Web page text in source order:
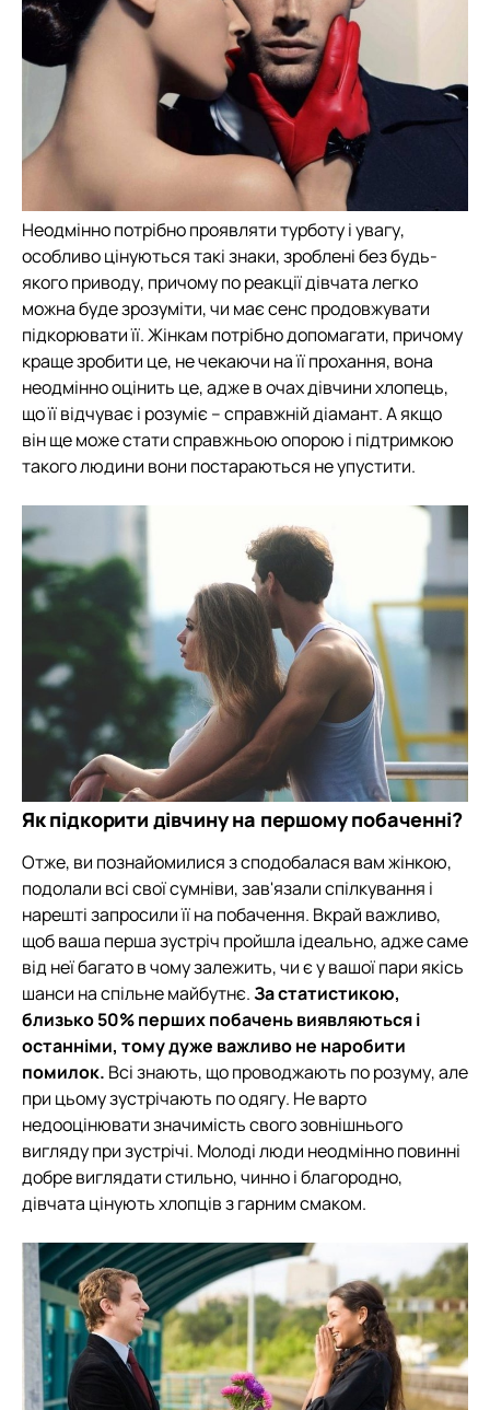
Неодмінно потрібно проявляти турботу і увагу,
особливо цінуються такі знаки, зроблені без будь-
якого приводу, причому по реакції дівчата легко
можна буде зрозуміти, чи має сенс продовжувати
підкорювати її. Жінкам потрібно допомагати, причому
краще зробити це, не чекаючи на її прохання, вона
неодмінно оцінить це, адже в очах дівчини хлопець,
що її відчуває і розуміє – справжній діамант. А якщо
він ще може стати справжньою опорою і підтримкою
такого людини вони постараються не упустити.
Як підкорити дівчину на першому побаченні?
Отже, ви познайомилися з сподобалася вам жінкою,
подолали всі свої сумніви, зав'язали спілкування і
нарешті запросили її на побачення. Вкрай важливо,
щоб ваша перша зустріч пройшла ідеально, адже саме
від неї багато в чому залежить, чи є у вашої пари якісь
шанси на спільне майбутнє.За статистикою,
близько 50% перших побачень виявляються і
останніми, тому дуже важливо не наробити
помилок. Всі знають, що проводжають по розуму, але
при цьому зустрічають по одягу. Не варто
недооцінювати значимість свого зовнішнього
вигляду при зустрічі. Молоді люди неодмінно повинні
добре виглядати стильно, чинно і благородно,
дівчата цінують хлопців з гарним смаком.